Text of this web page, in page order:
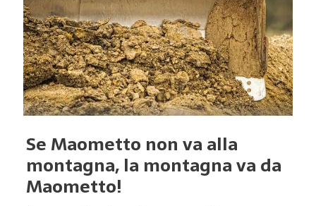
Se Maometto non va alla
montagna, la montagna va da
Maometto!